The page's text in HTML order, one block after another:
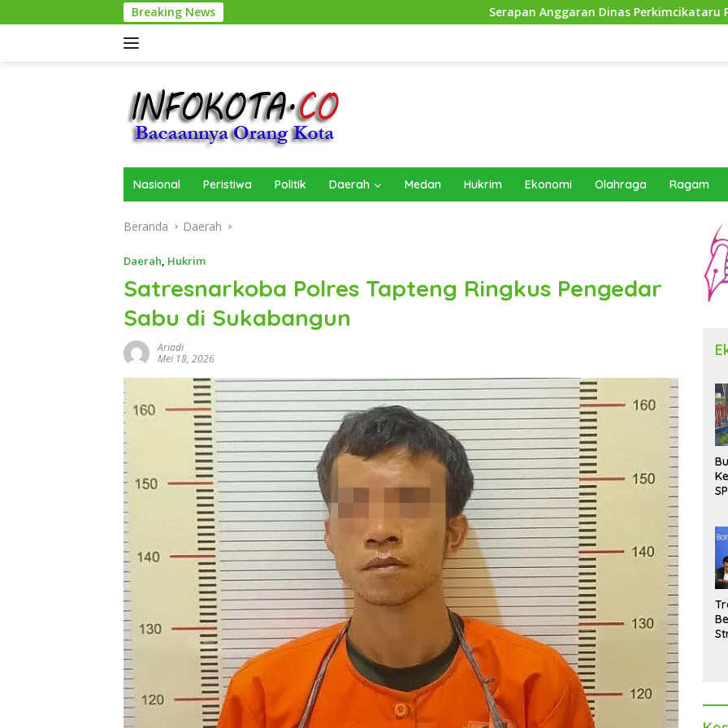
ke
Breaking News Serapan Anggaran Dinas Perkimcikataru Paling Buruk, Plh
Nasional Peristiwa Politik Daerah Medan Hukrim Ekonomi Olahraga Ragam
Beranda Daerah
Daerah, Hukrim
Satresnarkoba Polres Tapteng Ringkus Pengedar
Sabu di Sukabangun
Ariadi
Mei 18, 2026